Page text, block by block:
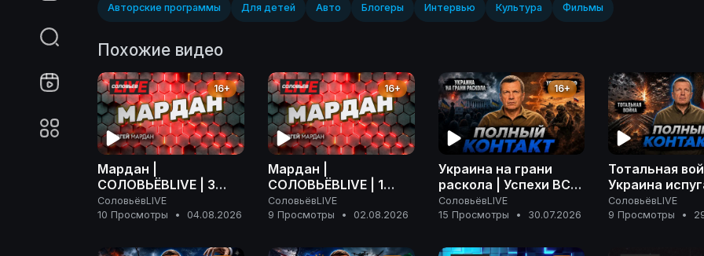
Авторские программы Для детей Авто Блогеры Интервью Культура Фильмы
Похожие видео
16+
Мардан |
СОЛОВЬЁВLIVE | 3
августа 2026 года
СоловьёвLIVE
10 Просмотры
• 04.08.2026
16+
Мардан |
СОЛОВЬЁВLIVE | 1
августа 2026 года
СоловьёвLIVE
9 Просмотры
• 02.08.2026
16+
Украина на грани
раскола | Успехи ВС
РФ на фронте |
Ненависть Запада |
июля 2026
СоловьёвLIVE
15 Просмотры
• 30.07.2026
Тотальная
Украина
Ирана |
Дурова |
СоловьёвLIVE
9 Просмотры
•